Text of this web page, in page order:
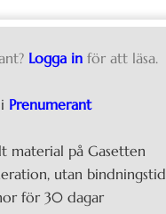
Logga in för att läsa.
Prenumerant
material på Gasetten
utan bindningstid
för 30 dagar